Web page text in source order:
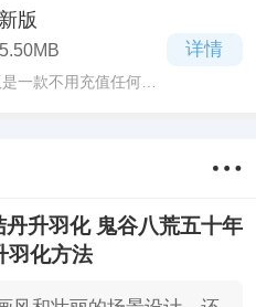
内容非常丰富，词条
及跟NPC结婚什么的!
版
一款不用充值任何会
详情
升羽化 鬼谷八荒五十年
羽化方法